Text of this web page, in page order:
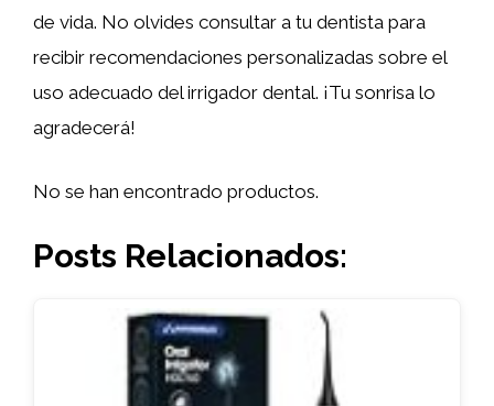
de vida. No olvides consultar a tu dentista para
recibir recomendaciones personalizadas sobre el
uso adecuado del irrigador dental. ¡Tu sonrisa lo
agradecerá!
No se han encontrado productos.
Posts Relacionados: